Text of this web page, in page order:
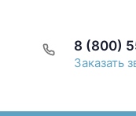
8 (800)
Заказать